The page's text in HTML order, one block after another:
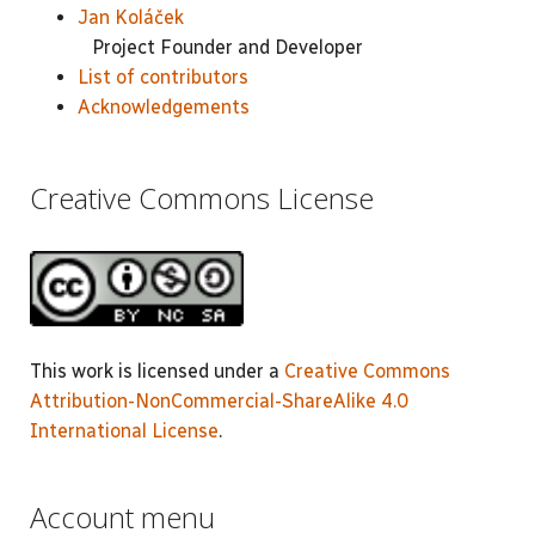
Jan Koláček
Project Founder and Developer
List of contributors
Acknowledgements
Creative Commons License
This work is licensed under a Creative Commons
Attribution-NonCommercial-ShareAlike 4.0
International License.
Account menu